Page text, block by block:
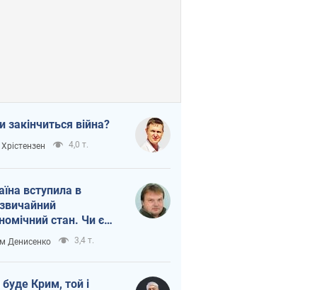
закінчиться війна?
4,0 т.
вступила в
стан. Чи є
вкінці тунелю?
Денисенко 3,4 т.
Крим, той і